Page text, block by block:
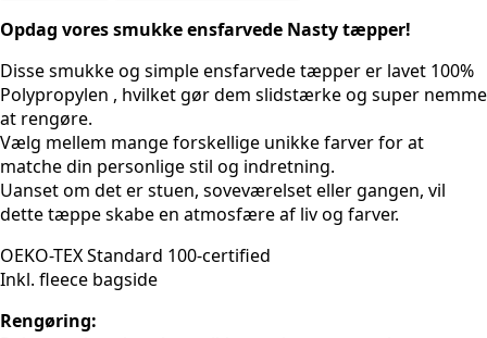
Opdag vores smukke ensfarvede Nasty tæpper!
Disse smukke og simple ensfarvede tæpper er lavet 100%
Polypropylen , hvilket gør dem slidstærke og super nemme
at rengøre.
Vælg mellem mange forskellige unikke farver for at
matche din personlige stil og indretning.
Uanset om det er stuen, soveværelset eller gangen, vil
dette tæppe skabe en atmosfære af liv og farver.
OEKO-TEX Standard 100-certified
Inkl. fleece bagside
Rengøring: